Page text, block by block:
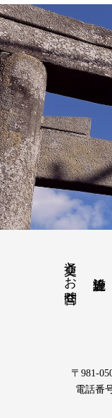
交通とお問合せ
〒981-
電話番